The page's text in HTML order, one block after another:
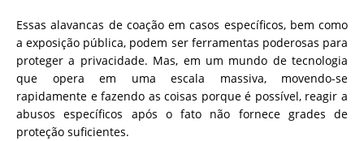
Essas alavancas de coação em casos específicos, bem como
a exposição pública, podem ser ferramentas poderosas para
proteger a privacidade. Mas, em um mundo de tecnologia
que opera em uma escala massiva, movendo-se
rapidamente e fazendo as coisas porque é possível, reagir a
abusos específicos após o fato não fornece grades de
proteção suficientes.